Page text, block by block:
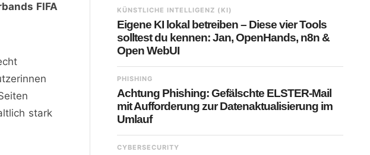
FIFA
stark
KÜNSTLICHE INTELLIGENZ (KI)
Eigene KI lokal betreiben – Diese vier Tools
solltest du kennen: Jan, OpenHands, n8n &
Open WebUI
PHISHING
Achtung Phishing: Gefälschte ELSTER-Mail
mit Aufforderung zur Datenaktualisierung im
Umlauf
CYBERSECURITY